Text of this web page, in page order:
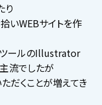
り
いWEBサイトを作
ツールのIllustrator
流でしたが
だくことが増えてき